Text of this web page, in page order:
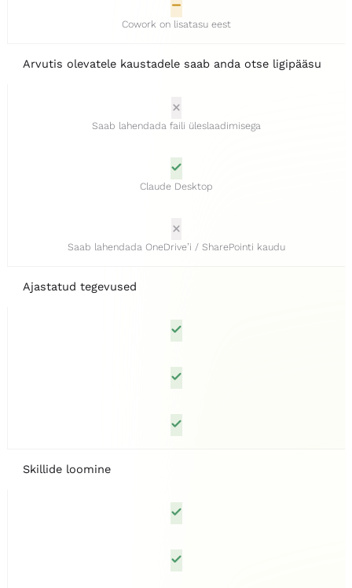
Cowork on lisatasu eest
Arvutis olevatele kaustadele saab anda otse ligipääsu
Saab lahendada faili üleslaadimisega
Claude Desktop
Saab lahendada OneDrive’i / SharePointi kaudu
Ajastatud tegevused
Skillide loomine